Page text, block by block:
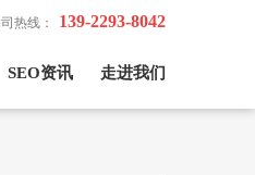
SEO资讯 走进我们
热线： 139-2293-8042